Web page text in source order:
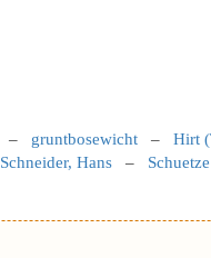
– gruntbosewicht – Hirt
Schneider, Hans –